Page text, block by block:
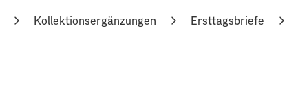
Kollektionsergänzungen Ersttagsbriefe